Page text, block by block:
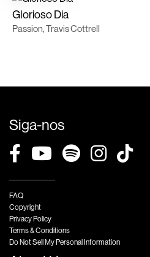
Glorioso Dia
Passion, Travis Cottrell
Siga-nos
FAQ
Copyright
Privacy Policy
Terms & Conditions
Do Not Sell My Personal Information